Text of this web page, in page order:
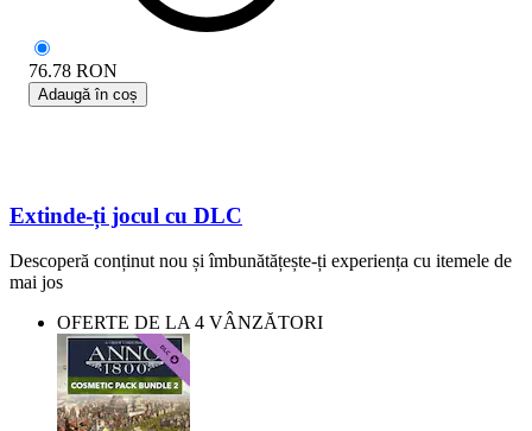
76.78 RON
Adaugă în coș
Extinde-ți jocul cu DLC
Descoperă conținut nou și îmbunătățește-ți experiența cu itemele de
mai jos
OFERTE DE LA 4 VÂNZĂTORI